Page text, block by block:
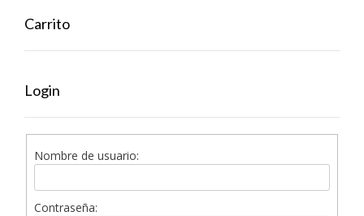
Carrito
Login
Nombre de usuario:
Contraseña: